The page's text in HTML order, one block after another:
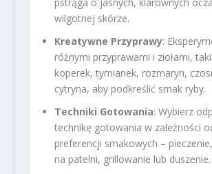
wilgotnej skórze.
Kreatywne Przyprawy:
różnymi przyprawami i ziołami,
koperek, tymianek, rozmaryn,
cytryna, aby podkreślić smak ryby.
Techniki Gotowania: Wybierz
technikę gotowania w zależności
preferencji smakowych –
na patelni, grillowanie lub duszenie.